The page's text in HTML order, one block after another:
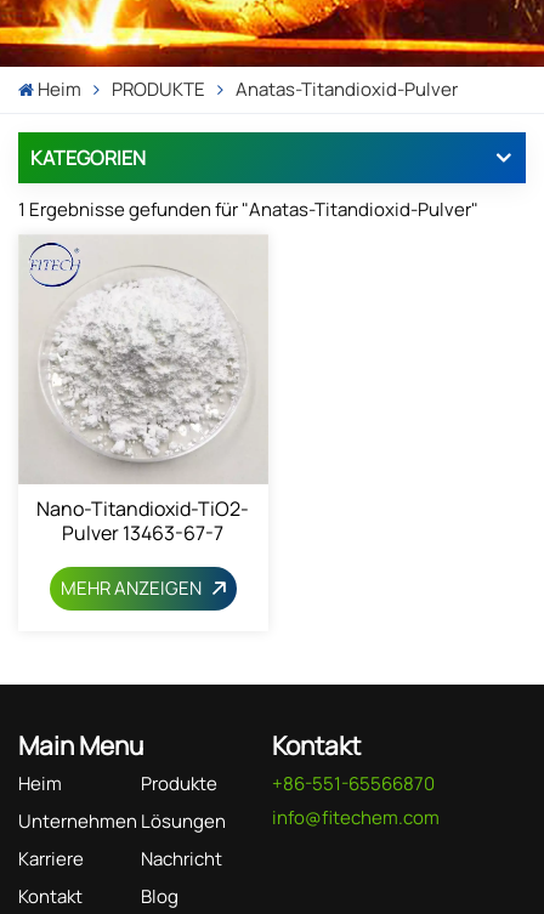
Heim PRODUKTE Anatas-Titandioxid-Pulver
KATEGORIEN
1 Ergebnisse gefunden für "Anatas-Titandioxid-Pulver"
Nano-Titandioxid-TiO2-
Pulver 13463-67-7
MEHR ANZEIGEN
Main Menu
Heim
Produkte
Unternehmen Lösungen
Karriere
Nachricht
Kontakt
Blog
Kontakt
+86-551-65566870
info@fitechem.com